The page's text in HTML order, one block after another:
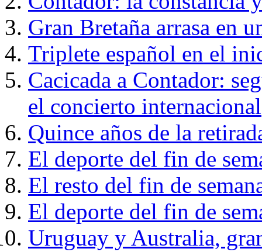
Gran Bretaña arrasa en
Triplete español en el
Cacicada a Contador:
el concierto internacional
Quince años de la
El deporte del fin de
El resto del fin de
El deporte del fin de
Uruguay y Australia,